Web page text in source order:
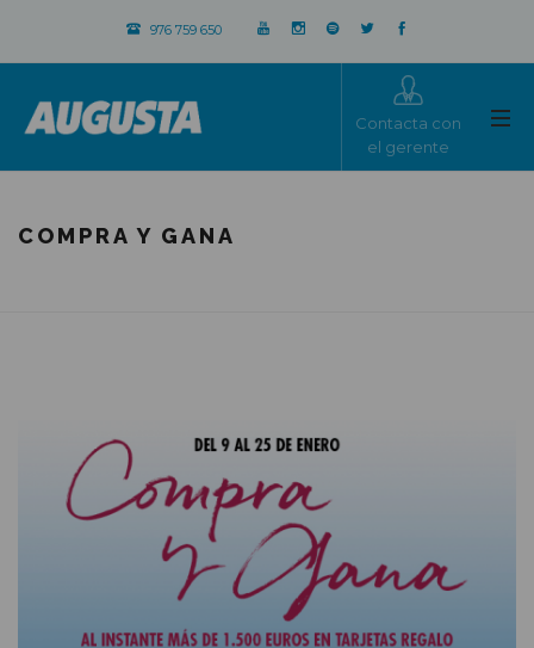
976 759 650
Contacta con
el gerente
COMPRA Y GANA